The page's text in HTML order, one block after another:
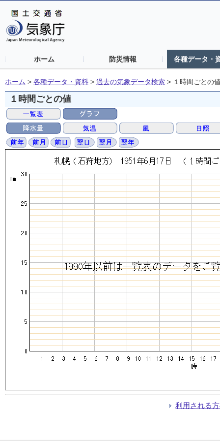
ホーム 防災情報 各種データ・
ホーム > 各種データ・資料 > 過去の気象データ検索 > １時間ごとの
１時間ごとの値
利用される